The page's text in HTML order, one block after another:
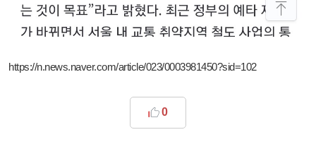
https://n.news.naver.com/article/023/0003981450?sid=102
0